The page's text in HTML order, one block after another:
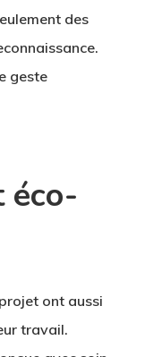
des
geste
éco-
ont aussi
travail.